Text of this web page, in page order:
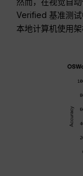
Verified 基准测
本地计算机使用